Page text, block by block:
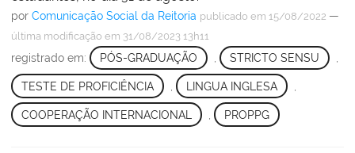
por Comunicação Social da Reitoria publicado em 15/08/2022 —
última modificação em 31/08/2023 13h11
registrado em: PÓS-GRADUAÇÃO STRICTO SENSU
TESTE DE PROFICIÊNCIA LINGUA INGLESA
COOPERAÇÃO INTERNACIONAL PROPPG